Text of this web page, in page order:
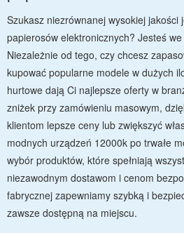
Szukasz niezrównanej wysokiej
papierosów elektronicznych? Jesteś we
Niezależnie od tego, czy chcesz
kupować popularne modele w dużych
hurtowe dają Ci najlepsze oferty w
zniżek przy zamówieniu masowym,
klientom lepsze ceny lub zwiększyć
modnych urządzeń 12000k po trwałe
wybór produktów, które spełniają
niezawodnym dostawom i cenom
fabrycznej zapewniamy szybką i
zawsze dostępną na miejscu.